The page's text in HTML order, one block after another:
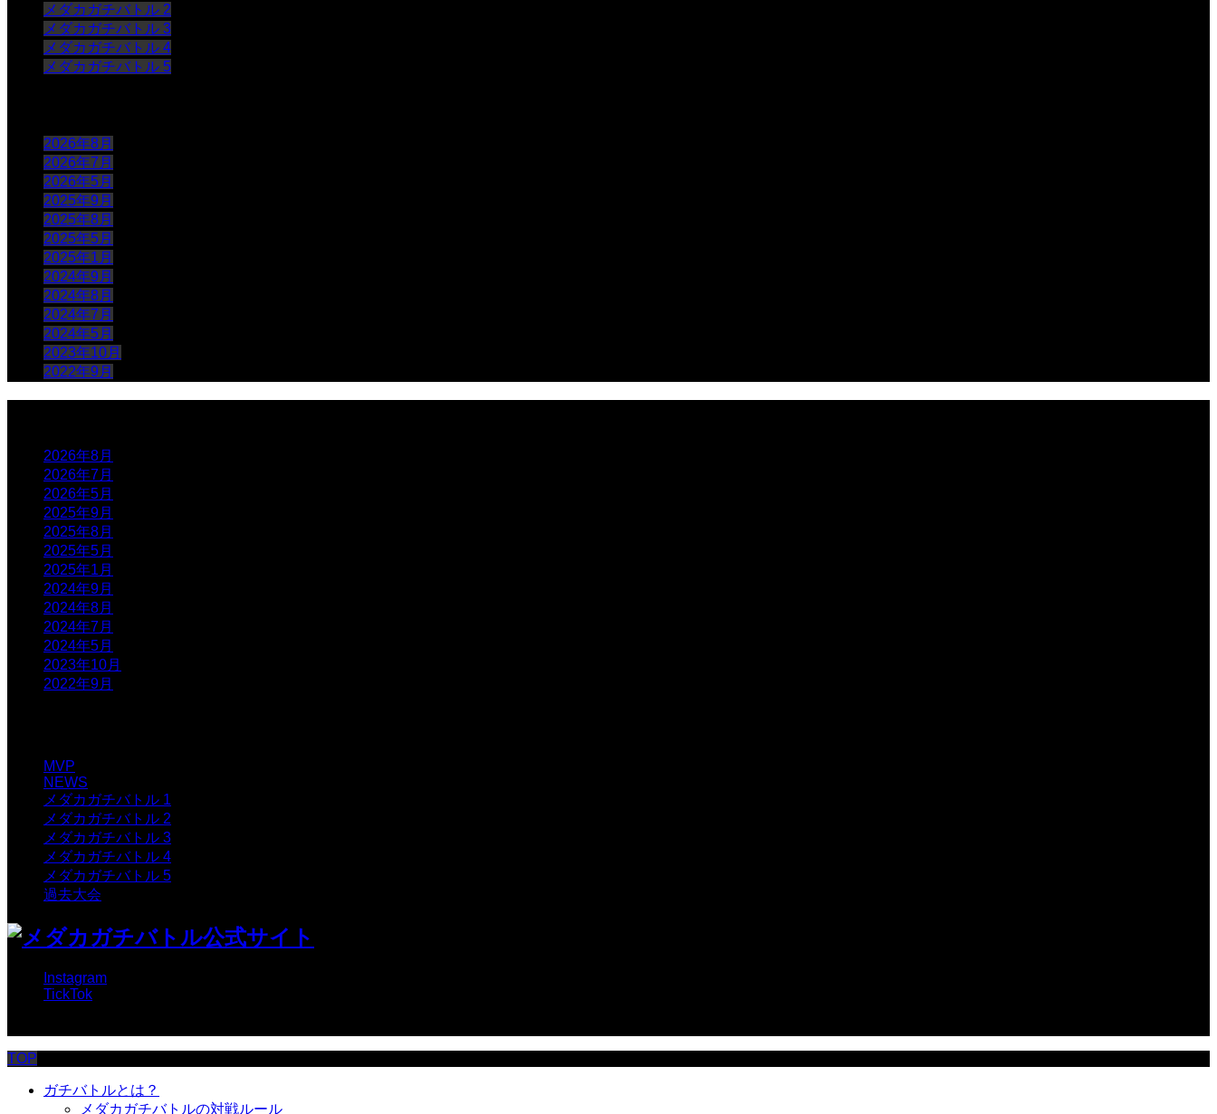
メダカガチバトル 2
メダカガチバトル 3
メダカガチバトル 4
メダカガチバトル 5
2026年8月
2026年7月
2026年5月
2025年9月
2025年8月
2025年5月
2025年1月
2024年9月
2024年8月
2024年7月
2024年5月
2023年10月
2022年9月
2026年8月
2026年7月
2026年5月
2025年9月
2025年8月
2025年5月
2025年1月
2024年9月
2024年8月
2024年7月
2024年5月
2023年10月
2022年9月
MVP
NEWS
メダカガチバトル 1
メダカガチバトル 2
メダカガチバトル 3
メダカガチバトル 4
メダカガチバトル 5
過去大会
Instagram
TickTok
TOP
ガチバトルとは？
メダカガチバトルの対戦ルール